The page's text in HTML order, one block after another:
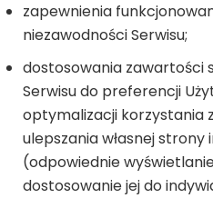
zapewnienia
niezawodności Serwisu;
dostosowania
Serwisu do preferencji
optymalizacji korzystania
ulepszania własnej
(odpowiednie
dostosowanie jej do